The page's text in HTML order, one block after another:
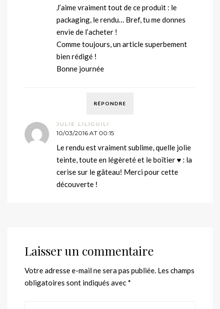
J’aime vraiment tout de ce produit : le
packaging, le rendu… Bref, tu me donnes
envie de l’acheter !
Comme toujours, un article superbement
bien rédigé !
Bonne journée
RÉPONDRE
JULIE LILIGUILI
10/03/2016 AT 00:15
Le rendu est vraiment sublime, quelle jolie
teinte, toute en légèreté et le boîtier ♥ : la
cerise sur le gâteau! Merci pour cette
découverte !
Laisser un commentaire
Votre adresse e-mail ne sera pas publiée. Les champs
obligatoires sont indiqués avec *